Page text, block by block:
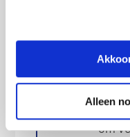
Alleen
om